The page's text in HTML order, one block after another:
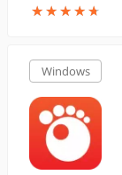
★★★★★
★★★★★
Windows